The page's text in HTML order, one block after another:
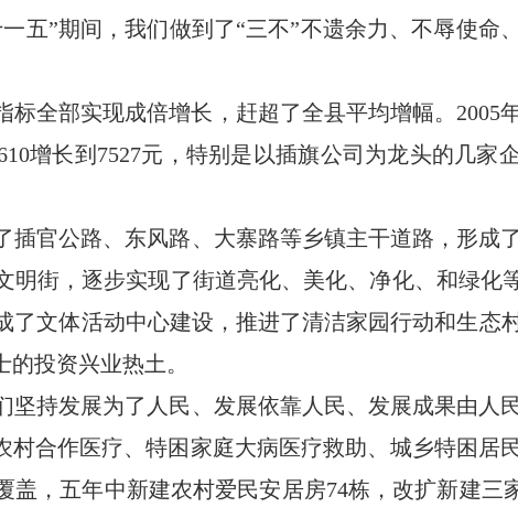
五”期间，我们做到了“三不”不遗余力、不辱使命
标全部实现成倍增长，赶超了全县平均增幅。2005
增长到7527元，特别是以插旗公司为龙头的几家
插官公路、东风路、大寨路等乡镇主干道路，形成
明街，逐步实现了街道亮化、美化、净化、和绿化
了文体活动中心建设， 推进了清洁家园行动和生态
投资兴业热土。
坚持发展为了人民、发展依靠人民、发展成果由人
合作医疗、特困家庭大病医疗救助、城乡特困居
盖，五年中新建农村爱民安居房74栋，改扩新建三